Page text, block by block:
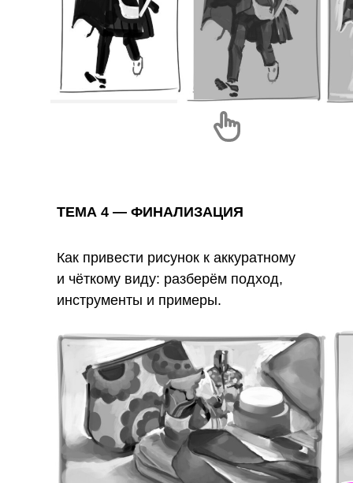
ТЕМА 4 — ФИНАЛИЗАЦИЯ
Как привести рисунок к аккуратному
и чёткому виду: разберём подход,
инструменты и примеры.